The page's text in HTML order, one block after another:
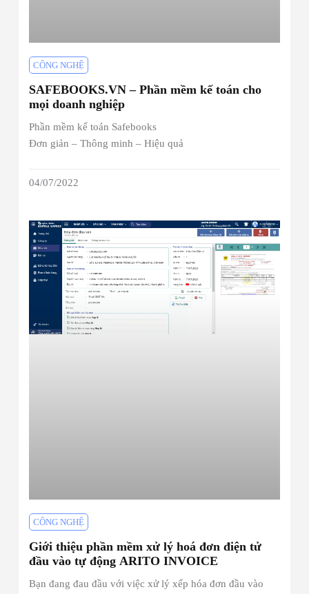
CÔNG NGHỆ
SAFEBOOKS.VN – Phần mềm kế toán cho
mọi doanh nghiệp
Phần mềm kế toán Safebooks
Đơn giản – Thông minh – Hiệu quả
04/07/2022
CÔNG NGHỆ
Giới thiệu phần mềm xử lý hoá đơn điện tử
đầu vào tự động ARITO INVOICE
Bạn đang đau đầu với việc xử lý xếp hóa đơn đầu vào